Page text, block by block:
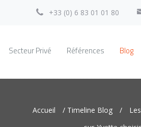
+33 (0) 6 83 01 01 80
Secteur Privé Références Blog
Accueil /Timeline Blog /